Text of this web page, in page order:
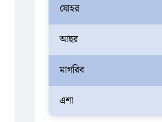
যোহর
আছর
মাগরিব
এশা